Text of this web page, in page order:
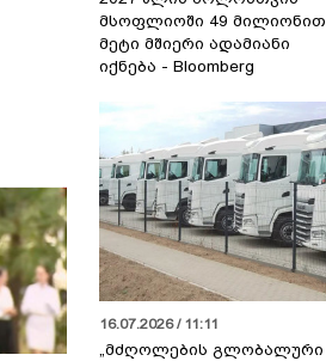
მსოფლიოში 49 მილიონით
მეტი მშიერი ადამიანი
იქნება - Bloomberg
16.07.2026 / 11:11
„მძღოლების გლობალური